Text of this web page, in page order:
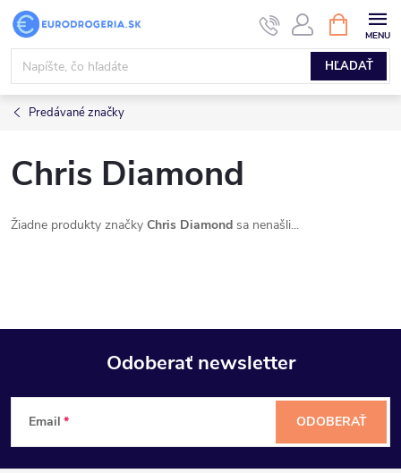
Prejsť
obsah
HĽADAŤ
KOŠÍK
Predávané značky
Chris Diamond
Žiadne produkty značky Chris Diamond sa nenašli...
Z
á
Odoberať newsletter
Email ODOBERAŤ